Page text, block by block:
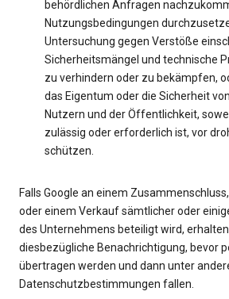
behördlichen Anfragen
Nutzungsbedingungen
Untersuchung gegen Verstöße
Sicherheitsmängel und technische
zu verhindern oder zu bekämpfen,
das Eigentum oder die Sicherheit
Nutzern und der Öffentlichkeit,
zulässig oder erforderlich ist, vor
schützen.
Falls Google an einem
oder einem Verkauf sämtlicher oder
des Unternehmens beteiligt wird,
diesbezügliche Benachrichtigung, bevor
übertragen werden und dann unter
Datenschutzbestimmungen fallen.